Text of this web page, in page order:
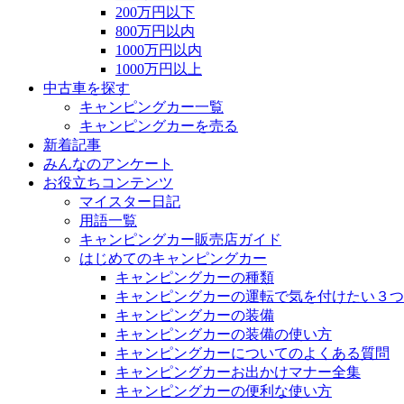
200万円以下
800万円以内
1000万円以内
1000万円以上
中古車を探す
キャンピングカー一覧
キャンピングカーを売る
新着記事
みんなのアンケート
お役立ちコンテンツ
マイスター日記
用語一覧
キャンピングカー販売店ガイド
はじめてのキャンピングカー
キャンピングカーの種類
キャンピングカーの運転で気を付けたい３
キャンピングカーの装備
キャンピングカーの装備の使い方
キャンピングカーについてのよくある質問
キャンピングカーお出かけマナー全集
キャンピングカーの便利な使い方